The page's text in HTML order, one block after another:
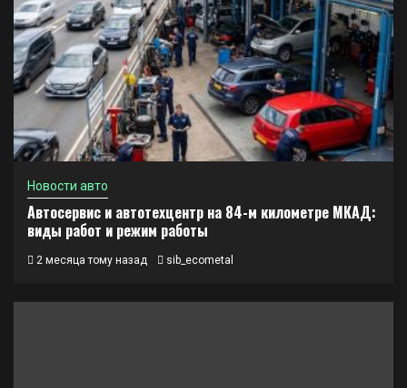
Новости авто
Автосервис и автотехцентр на 84-м километре МКАД:
виды работ и режим работы
2 месяца тому назад sib_ecometal